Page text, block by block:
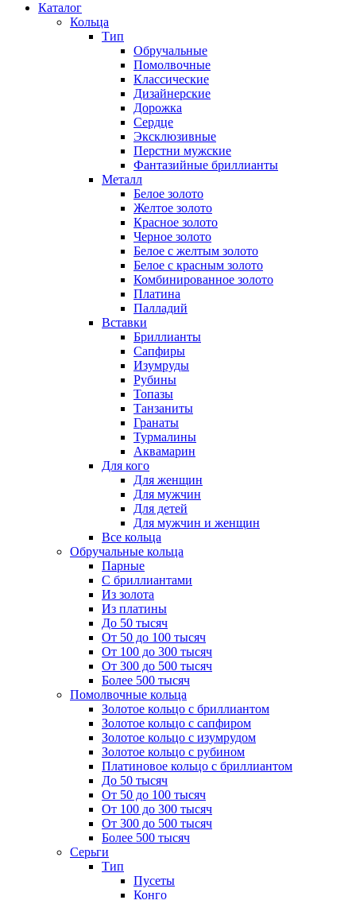
Каталог
Кольца
Тип
Обручальные
Помолвочные
Классические
Дизайнерские
Дорожка
Сердце
Эксклюзивные
Перстни мужские
Фантазийные бриллианты
Металл
Белое золото
Желтое золото
Красное золото
Черное золото
Белое с желтым золото
Белое с красным золото
Комбинированное золото
Платина
Палладий
Вставки
Бриллианты
Сапфиры
Изумруды
Рубины
Топазы
Танзаниты
Гранаты
Турмалины
Аквамарин
Для кого
Для женщин
Для мужчин
Для детей
Для мужчин и женщин
Все кольца
Обручальные кольца
Парные
С бриллиантами
Из золота
Из платины
До 50 тысяч
От 50 до 100 тысяч
От 100 до 300 тысяч
От 300 до 500 тысяч
Более 500 тысяч
Помолвочные кольца
Золотое кольцо с бриллиантом
Золотое кольцо с сапфиром
Золотое кольцо с изумрудом
Золотое кольцо с рубином
Платиновое кольцо с бриллиантом
До 50 тысяч
От 50 до 100 тысяч
От 100 до 300 тысяч
От 300 до 500 тысяч
Более 500 тысяч
Серьги
Тип
Пусеты
Конго